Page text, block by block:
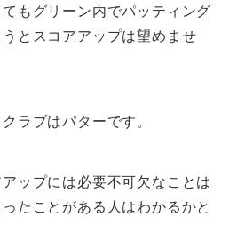
もグリーン内でパッティング
とスコアアップは望めませ
ラブはパターです。
ップには必要不可欠なことは
たことがある人はわかるかと